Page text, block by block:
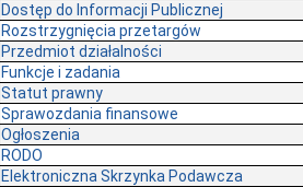
Dostęp do Informacji Publicznej
Rozstrzygnięcia przetargów
Przedmiot działalności
Funkcje i zadania
Statut prawny
Sprawozdania finansowe
Ogłoszenia
RODO
Elektroniczna Skrzynka Podawcza